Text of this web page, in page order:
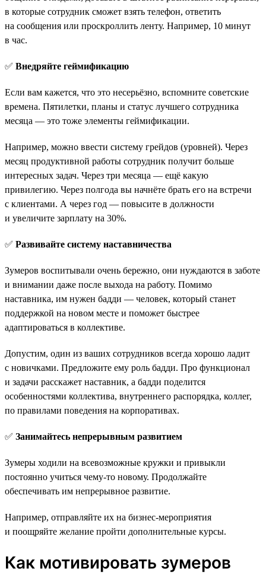
в которые сотрудник сможет взять телефон, ответить
на сообщения или проскроллить ленту. Например, 10 минут
в час.
✅ Внедряйте геймификацию
Если вам кажется, что это несерьёзно, вспомните советские
времена. Пятилетки, планы и статус лучшего сотрудника
месяца — это тоже элементы геймификации.
Например, можно ввести систему грейдов (уровней). Через
месяц продуктивной работы сотрудник получит больше
интересных задач. Через три месяца — ещё какую
привилегию. Через полгода вы начнёте брать его на встречи
с клиентами. А через год — повысите в должности
и увеличите зарплату на 30%.
✅ Развивайте систему наставничества
Зумеров воспитывали очень бережно, они нуждаются в заботе
и внимании даже после выхода на работу. Помимо
наставника, им нужен бадди — человек, который станет
поддержкой на новом месте и поможет быстрее
адаптироваться в коллективе.
Допустим, один из ваших сотрудников всегда хорошо ладит
с новичками. Предложите ему роль бадди. Про функционал
и задачи расскажет наставник, а бадди поделится
особенностями коллектива, внутреннего распорядка, коллег,
по правилами поведения на корпоративах.
✅ Занимайтесь непрерывным развитием
Зумеры ходили на всевозможные кружки и привыкли
постоянно учиться чему-то новому. Продолжайте
обеспечивать им непрерывное развитие.
Например, отправляйте их на бизнес-мероприятия
и поощряйте желание пройти дополнительные курсы.
Как мотивировать зумеров